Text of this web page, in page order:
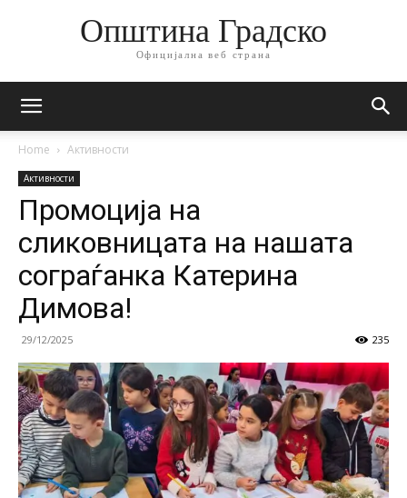
Општина Градско
Официјална веб страна
Home Активности
Активности
Промоција на
сликовницата на нашата
сограѓанка Катерина
Димова!
29/12/2025 235